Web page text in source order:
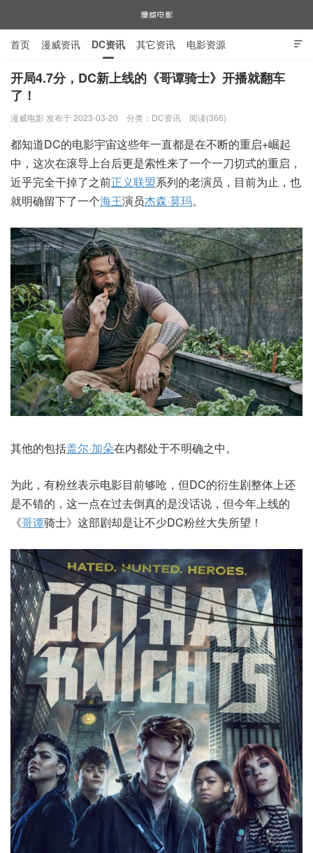
漫威电影

首页 漫威资讯 DC资讯 其它资讯 电影资源
电视剧资源 漫威图片
开局4.7分，DC新上线的《哥谭骑士》开播就翻车
了！
漫威电影 发布于 2023-03-20 分类： DC资讯 阅读(366)
都知道DC的电影宇宙这些年一直都是在不断的重启+崛起
中，这次在滚导上台后更是索性来了一个一刀切式的重启，
近乎完全干掉了之前正义联盟系列的老演员，目前为止，也
就明确留下了一个海王演员杰森·莫玛。
其他的包括盖尔·加朵在内都处于不明确之中。
为此，有粉丝表示电影目前够呛，但DC的衍生剧整体上还
是不错的，这一点在过去倒真的是没话说，但今年上线的
《哥谭骑士》这部剧却是让不少DC粉丝大失所望！